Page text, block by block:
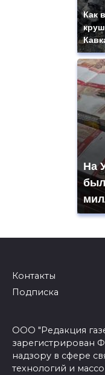
Как
На
Контакты
Подписка
ООО "Редакция
зарегистрирован
надзору в сфере
технологий и